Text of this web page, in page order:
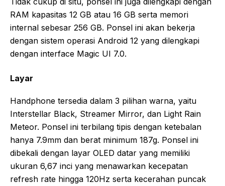
RAM kapasitas 12 GB atau 16 GB serta memori
internal sebesar 256 GB. Ponsel ini akan bekerja
dengan sistem operasi Android 12 yang dilengkapi
dengan interface Magic UI 7.0.
Layar
Handphone tersedia dalam 3 pilihan warna, yaitu
Interstellar Black, Streamer Mirror, dan Light Rain
Meteor. Ponsel ini terbilang tipis dengan ketebalan
hanya 7.9mm dan berat minimum 187g. Ponsel ini
dibekali dengan layar OLED datar yang memiliki
ukuran 6,67 inci yang menawarkan kecepatan
refresh rate hingga 120Hz serta kecerahan puncak